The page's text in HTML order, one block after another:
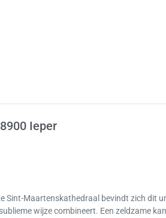
Ieper
Sint-Maartenskathedraal bevindt zich dit
wijze combineert. Een zeldzame